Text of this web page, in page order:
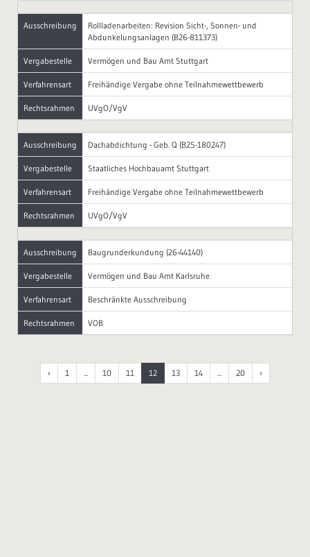
Ausschreibung
Rollladenarbeiten: Revision Sicht-, Sonnen- und
Abdunkelungsanlagen (B26-811373)
Vergabestelle Vermögen und Bau Amt Stuttgart
Verfahrensart Freihändige Vergabe ohne Teilnahmewettbewerb
Rechtsrahmen UVgO/VgV
Ausschreibung Dachabdichtung - Geb. Q (B25-180247)
Vergabestelle Staatliches Hochbauamt Stuttgart
Verfahrensart Freihändige Vergabe ohne Teilnahmewettbewerb
Rechtsrahmen UVgO/VgV
Ausschreibung Baugrunderkundung (26-44140)
Vergabestelle Vermögen und Bau Amt Karlsruhe
Verfahrensart Beschränkte Ausschreibung
Rechtsrahmen VOB
‹ 1 ... 10 11 12 13 14 ... 20 ›